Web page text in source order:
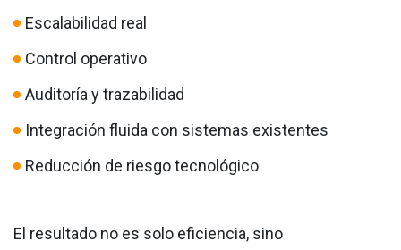
Escalabilidad real
Control operativo
Auditoría y trazabilidad
Integración fluida con sistemas existentes
Reducción de riesgo tecnológico
El resultado no es solo eficiencia, sino